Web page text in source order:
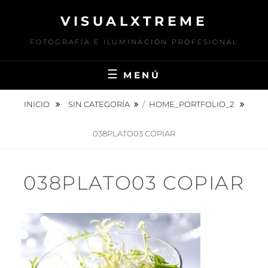
contenido
VISUALXTREME
FOTOGRAFÍA E ILUMINACIÓN PROFESIONAL
MENÚ
INICIO SIN CATEGORÍA / HOME_PORTFOLIO_2
038PLATO03 COPIAR
038PLATO03 COPIAR